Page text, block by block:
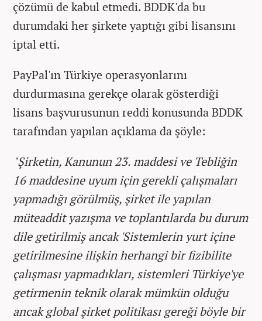
çözümü de kabul etmedi. BDDK'da bu
durumdaki her şirkete yaptığı gibi lisansını
iptal etti.
PayPal'ın Türkiye operasyonlarını
durdurmasına gerekçe olarak gösterdiği
lisans başvurusunun reddi konusunda BDDK
tarafından yapılan açıklama da şöyle:
"Şirketin, Kanunun 23. maddesi ve Tebliğin
16 maddesine uyum için gerekli çalışmaları
yapmadığı görülmüş, şirket ile yapılan
müteaddit yazışma ve toplantılarda bu durum
dile getirilmiş ancak 'Sistemlerin yurt içine
getirilmesine ilişkin herhangi bir fizibilite
çalışması yapmadıkları, sistemleri Türkiye'ye
getirmenin teknik olarak mümkün olduğu
ancak global şirket politikası gereği böyle bir